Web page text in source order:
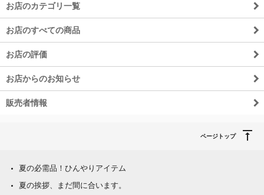
お店のカテゴリ一覧
お店のすべての商品
お店の評価
お店からのお知らせ
販売者情報
ページトップ
夏の必需品！ひんやりアイテム
夏の挨拶、まだ間に合います。